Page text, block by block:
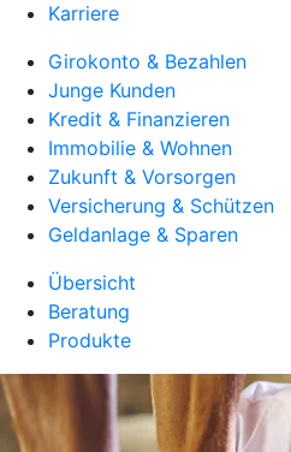
Karriere
Girokonto & Bezahlen
Junge Kunden
Kredit & Finanzieren
Immobilie & Wohnen
Zukunft & Vorsorgen
Versicherung & Schützen
Geldanlage & Sparen
Übersicht
Beratung
Produkte